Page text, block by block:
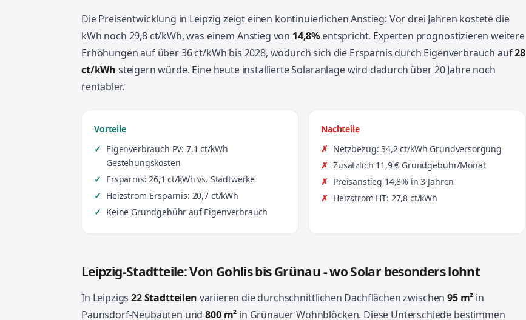
Die Preisentwicklung in Leipzig zeigt einen kontinuierlichen Anstieg: Vor drei Jahren kostete die
kWh noch 29,8 ct/kWh, was einem Anstieg von 14,8% entspricht. Experten prognostizieren weitere
Erhöhungen auf über 36 ct/kWh bis 2028, wodurch sich die Ersparnis durch Eigenverbrauch auf28
ct/kWh steigern würde. Eine heute installierte Solaranlage wird dadurch über 20 Jahre noch
rentabler.
Vorteile
Eigenverbrauch PV: 7,1 ct/kWh
Gestehungskosten
Ersparnis: 26,1 ct/kWh vs. Stadtwerke
Heizstrom-Ersparnis: 20,7 ct/kWh
Keine Grundgebühr auf Eigenverbrauch
Nachteile
Netzbezug: 34,2 ct/kWh Grundversorgung
Zusätzlich 11,9 € Grundgebühr/Monat
Preisanstieg 14,8% in 3 Jahren
Heizstrom HT: 27,8 ct/kWh
Leipzig-Stadtteile: Von Gohlis bis Grünau - wo Solar besonders lohnt
In Leipzigs22 Stadtteilen variieren die durchschnittlichen Dachflächen zwischen95 m² in
Paunsdorf-Neubauten und800 m² in Grünauer Wohnblöcken. Diese Unterschiede bestimmen